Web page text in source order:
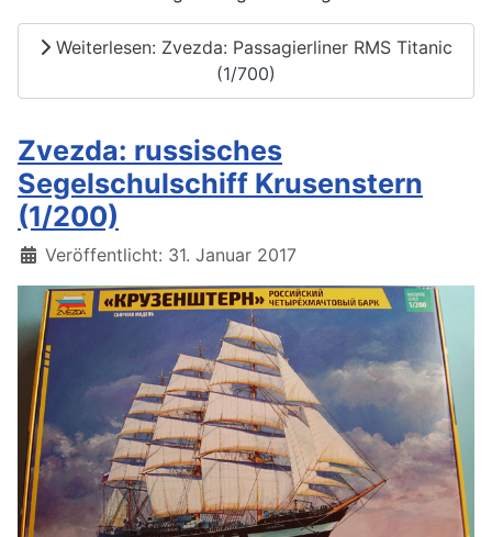
Weiterlesen: Zvezda: Passagierliner RMS Titanic
(1/700)
Zvezda: russisches
Segelschulschiff Krusenstern
(1/200)
Details
Veröffentlicht: 31. Januar 2017